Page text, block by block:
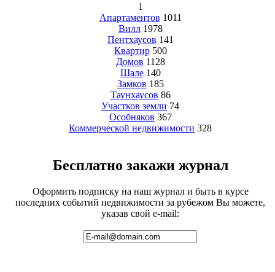
1
Апартаментов 1011
Вилл 1978
Пентхаусов 141
Квартир 500
Домов 1128
Шале 140
Замков 185
Таунхаусов 86
Участков земли 74
Особняков 367
Коммерческой недвижимости 328
Бесплатно закажи журнал
Оформить подписку на наш журнал и быть в курсе
последних событий недвижимости за рубежом Вы можете,
указав свой e-mail: